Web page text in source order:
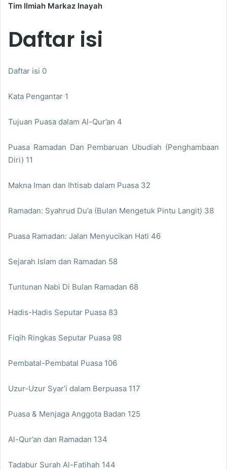
Tim Ilmiah Markaz Inayah
Daftar isi
Daftar isi 0
Kata Pengantar 1
Tujuan Puasa dalam Al-Qur’an 4
Puasa Ramadan Dan Pembaruan Ubudiah (Penghambaan
Diri) 11
Makna Iman dan Ihtisab dalam Puasa 32
Ramadan: Syahrud Du’a (Bulan Mengetuk Pintu Langit) 38
Puasa Ramadan: Jalan Menyucikan Hati 46
Sejarah Islam dan Ramadan 58
Tuntunan Nabi Di Bulan Ramadan 68
Hadis-Hadis Seputar Puasa 83
Fiqih Ringkas Seputar Puasa 98
Pembatal-Pembatal Puasa 106
Uzur-Uzur Syar’i dalam Berpuasa 117
Puasa & Menjaga Anggota Badan 125
Al-Qur’an dan Ramadan 134
Tadabur Surah Al-Fatihah 144